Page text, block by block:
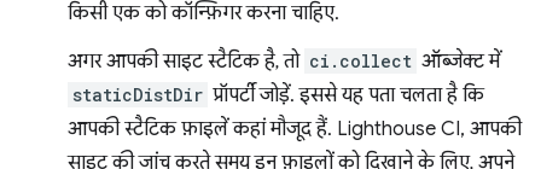
किसी एक को कॉन्फ़िगर करना चाहिए.
अगर आपकी साइट स्टैटिक है, तो ci.collect ऑब्जेक्ट में
staticDistDir प्रॉपर्टी जोड़ें. इससे यह पता चलता है कि
आपकी स्टैटिक फ़ाइलें कहां मौजूद हैं. Lighthouse CI, आपकी
साइट की जांच करते समय इन फ़ाइलों को दिखाने के लिए, अपने